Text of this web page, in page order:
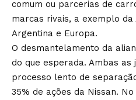
comum ou parcerias de
marcas rivais, a exemplo
Argentina e Europa.
O desmantelamento da
do que esperada. Ambas as
processo lento de
35% de ações da Nissan.